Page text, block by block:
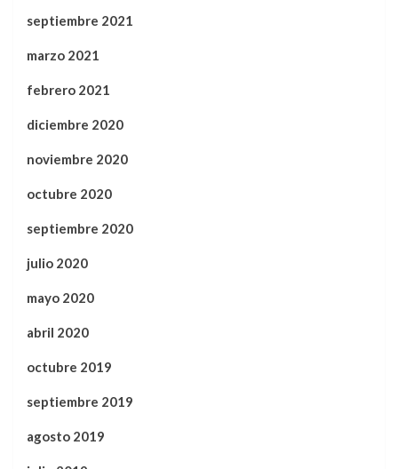
septiembre 2021
marzo 2021
febrero 2021
diciembre 2020
noviembre 2020
octubre 2020
septiembre 2020
julio 2020
mayo 2020
abril 2020
octubre 2019
septiembre 2019
agosto 2019